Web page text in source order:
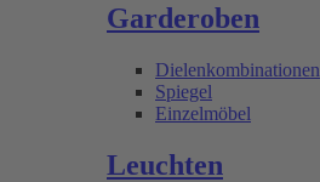
Garderoben
Dielenkombinationen
Spiegel
Einzelmöbel
Leuchten